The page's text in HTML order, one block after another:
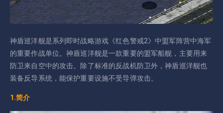
神盾巡洋舰是系列即时战略游戏《红色警戒2》中盟军阵营中海军
的重要作战单位。神盾巡洋舰是一款重要的盟军船舰，主要用来
防卫来自空中的攻击。除了标准的反战机防卫外，神盾巡洋舰也
装备反导系统，能保护重要设施不受导弹攻击。
1.简介